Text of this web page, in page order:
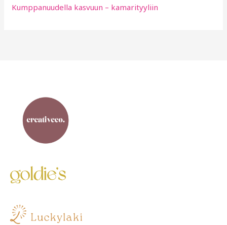
Kumppanuudella kasvuun – kamarityyliin